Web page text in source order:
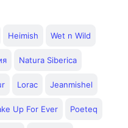
Heimish Wet n Wild
Natura Siberica
Lorac Jeanmishel
Up For Ever Poeteq